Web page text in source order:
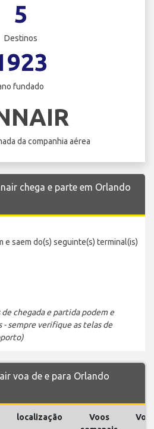
5
Destinos
fundado
da companhia aérea
chega e parte em Orlando
e saem do(s) seguinte(s) terminal(is)
chegada e partida podem e
sempre verifique as telas de
voa de e para Orlando
localização
Voos